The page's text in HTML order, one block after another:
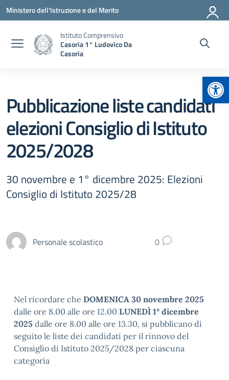
Vai ai contenuti
Vai al menu di navigazione
Vai al footer
Ministero dell'Istruzione e del Merito
Istituto Comprensivo
Casoria 1° Ludovico Da
Casoria
Pubblicazione liste candidati
elezioni Consiglio di Istituto
2025/2028
30 novembre e 1° dicembre 2025: Elezioni
Consiglio di Istituto 2025/28
Personale scolastico 0
Nel ricordare che DOMENICA 30 novembre 2025
dalle ore 8.00 alle ore 12.00 LUNEDÌ 1° dicembre
2025 dalle ore 8.00 alle ore 13.30, si pubblicano di
seguito le liste dei candidati per il rinnovo del
Consiglio di Istituto 2025/2028 per ciascuna
categoria